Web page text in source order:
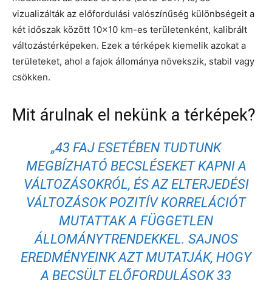
vizualizálták az előfordulási valószínűség különbségeit a
két időszak között 10×10 km-es területenként, kalibrált
változástérképeken. Ezek a térképek kiemelik azokat a
területeket, ahol a fajok állománya növekszik, stabil vagy
csökken.
Mit árulnak el nekünk a térképek?
„43 FAJ ESETÉBEN TUDTUNK
MEGBÍZHATÓ BECSLÉSEKET KAPNI A
VÁLTOZÁSOKRÓL, ÉS AZ ELTERJEDÉSI
VÁLTOZÁSOK POZITÍV KORRELÁCIÓT
MUTATTAK A FÜGGETLEN
ÁLLOMÁNYTRENDEKKEL. SAJNOS
EREDMÉNYEINK AZT MUTATJÁK, HOGY
A BECSÜLT ELŐFORDULÁSOK 33